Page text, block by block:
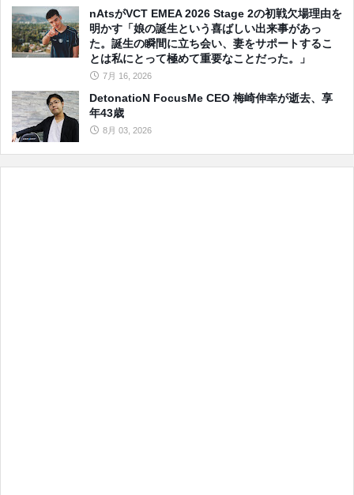
nAtsがVCT EMEA 2026 Stage 2の初戦欠場理由を
明かす「娘の誕生という喜ばしい出来事があっ
た。誕生の瞬間に立ち会い、妻をサポートするこ
とは私にとって極めて重要なことだった。」
7月 16, 2026
DetonatioN FocusMe CEO 梅崎伸幸が逝去、享
年43歳
8月 03, 2026